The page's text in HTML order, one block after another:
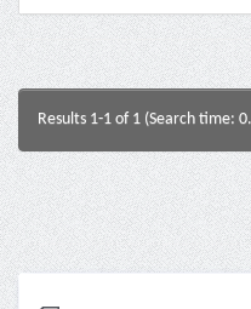
Results 1-1 of 1 (Search time: